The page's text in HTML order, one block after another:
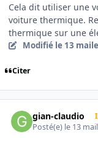
Cela dit utiliser une
voiture thermique.
thermique sur une
Modifié le 13 mai
Citer
gian-claudio
Posté(e) le 13 mai